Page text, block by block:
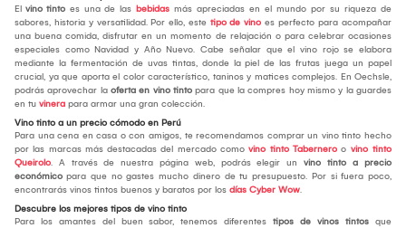
El vino tinto es una de las bebidas más apreciadas en el mundo por su riqueza de
sabores, historia y versatilidad. Por ello, este tipo de vino es perfecto para acompañar
una buena comida, disfrutar en un momento de relajación o para celebrar ocasiones
especiales como Navidad y Año Nuevo. Cabe señalar que el vino rojo se elabora
mediante la fermentación de uvas tintas, donde la piel de las frutas juega un papel
crucial, ya que aporta el color característico, taninos y matices complejos. En Oechsle,
podrás aprovechar la oferta en vino tinto para que la compres hoy mismo y la guardes
en tu vinera para armar una gran colección.
Vino tinto a un precio cómodo en Perú
Para una cena en casa o con amigos, te recomendamos comprar un vino tinto hecho
por las marcas más destacadas del mercado como vino tinto Tabernero o vino tinto
Queirolo. A través de nuestra página web, podrás elegir un vino tinto a precio
económico para que no gastes mucho dinero de tu presupuesto. Por si fuera poco,
encontrarás vinos tintos buenos y baratos por los días Cyber Wow.
Descubre los mejores tipos de vino tinto
Para los amantes del buen sabor, tenemos diferentes tipos de vinos tintos que